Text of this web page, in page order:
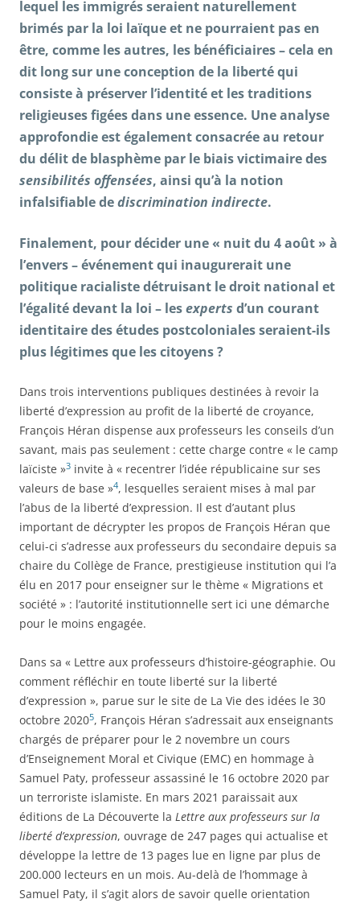
lequel les immigrés seraient naturellement
brimés par la loi laïque et ne pourraient pas en
être, comme les autres, les bénéficiaires – cela en
dit long sur une conception de la liberté qui
consiste à préserver l’identité et les traditions
religieuses figées dans une essence. Une analyse
approfondie est également consacrée au retour
du délit de blasphème par le biais victimaire des
sensibilités offensées, ainsi qu’à la notion
infalsifiable dediscrimination indirecte.
Finalement, pour décider une « nuit du 4 août » à
l’envers – événement qui inaugurerait une
politique racialiste détruisant le droit national et
l’égalité devant la loi – lesexperts d’un courant
identitaire des études postcoloniales seraient-ils
plus légitimes que les citoyens ?
Dans trois interventions publiques destinées à revoir la
liberté d’expression au profit de la liberté de croyance,
François Héran dispense aux professeurs les conseils d’un
savant, mais pas seulement : cette charge contre « le camp
laïciste »3 invite à « recentrer l’idée républicaine sur ses
valeurs de base »4, lesquelles seraient mises à mal par
l’abus de la liberté d’expression. Il est d’autant plus
important de décrypter les propos de François Héran que
celui-ci s’adresse aux professeurs du secondaire depuis sa
chaire du Collège de France, prestigieuse institution qui l’a
élu en 2017 pour enseigner sur le thème « Migrations et
société » : l’autorité institutionnelle sert ici une démarche
pour le moins engagée.
Dans sa « Lettre aux professeurs d’histoire-géographie. Ou
comment réfléchir en toute liberté sur la liberté
d’expression », parue sur le site de La Vie des idées le 30
octobre 20205, François Héran s’adressait aux enseignants
chargés de préparer pour le 2 novembre un cours
d’Enseignement Moral et Civique (EMC) en hommage à
Samuel Paty, professeur assassiné le 16 octobre 2020 par
un terroriste islamiste. En mars 2021 paraissait aux
éditions de La Découverte la Lettre aux professeurs sur la
liberté d’expression, ouvrage de 247 pages qui actualise et
développe la lettre de 13 pages lue en ligne par plus de
200.000 lecteurs en un mois. Au-delà de l’hommage à
Samuel Paty, il s’agit alors de savoir quelle orientation